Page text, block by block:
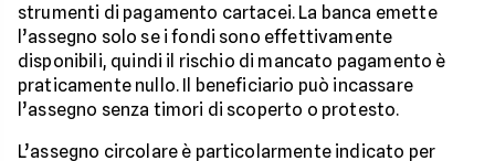
strumenti di pagamento cartacei. La banca emette
l’assegno solo se i fondi sono effettivamente
disponibili, quindi il rischio di mancato pagamento è
praticamente nullo. Il beneficiario può incassare
l’assegno senza timori di scoperto o protesto.
L’assegno circolare è particolarmente indicato per